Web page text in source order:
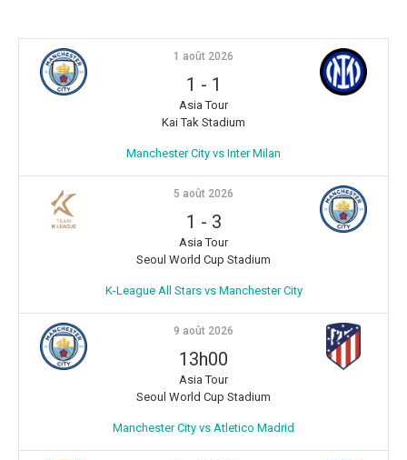
1 août 2026
1 - 1
Asia Tour
Kai Tak Stadium
Manchester City vs Inter Milan
5 août 2026
1 - 3
Asia Tour
Seoul World Cup Stadium
K-League All Stars vs Manchester City
9 août 2026
13h00
Asia Tour
Seoul World Cup Stadium
Manchester City vs Atletico Madrid